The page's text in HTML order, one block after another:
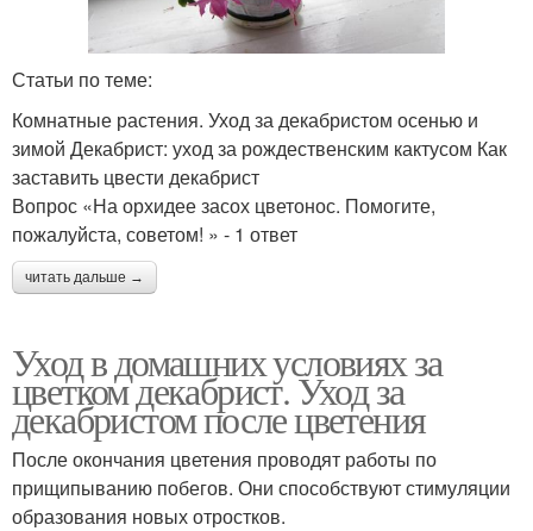
Статьи по теме:
Комнатные растения. Уход за декабристом осенью и
зимой Декабрист: уход за рождественским кактусом Как
заставить цвести декабрист
Вопрос «На орхидее засох цветонос. Помогите,
пожалуйста, советом! » - 1 ответ
читать дальше →
Уход в домашних условиях за
цветком декабрист. Уход за
декабристом после цветения
После окончания цветения проводят работы по
прищипыванию побегов. Они способствуют стимуляции
образования новых отростков.